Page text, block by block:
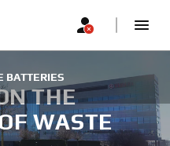
BATTERIES
THE
WASTE